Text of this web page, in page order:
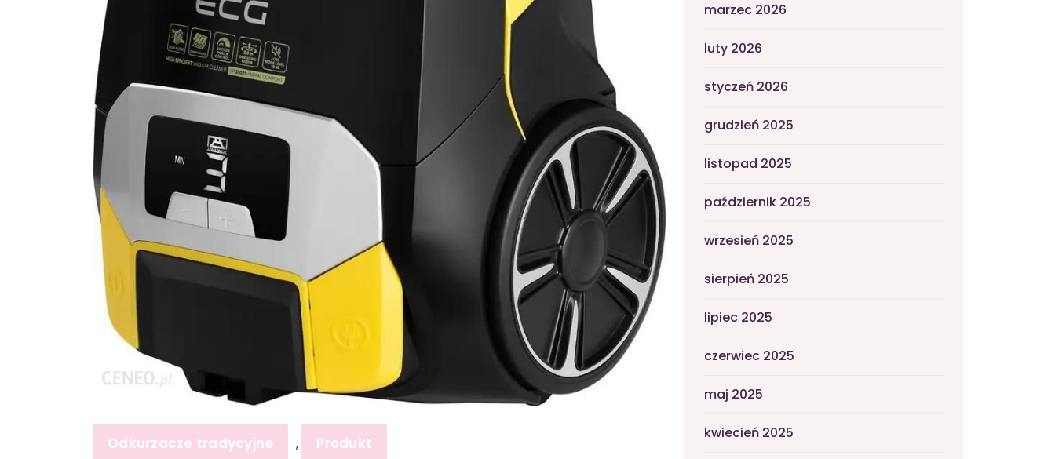
Odkurzacze tradycyjne , Produkt
marzec 2026
luty 2026
styczeń 2026
grudzień 2025
listopad 2025
październik 2025
wrzesień 2025
sierpień 2025
lipiec 2025
czerwiec 2025
maj 2025
kwiecień 2025